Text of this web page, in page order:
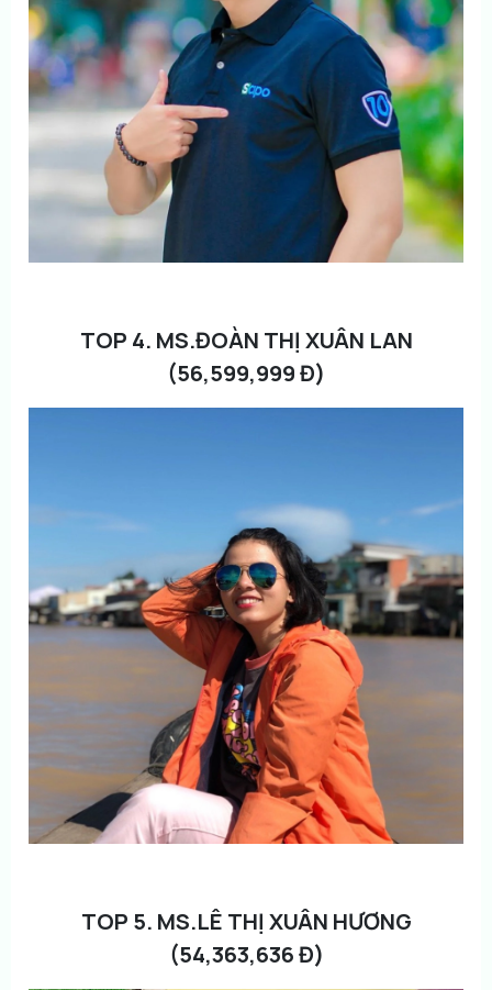
TOP 4. MS.ĐOÀN THỊ XUÂN LAN
(56,599,999 Đ)
TOP 5. MS.LÊ THỊ XUÂN HƯƠNG
(54,363,636 Đ)